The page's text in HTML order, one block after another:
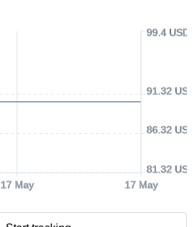
17 May 17 May
81.32 USD
86.32 USD
91.32 USD
99.4 USD